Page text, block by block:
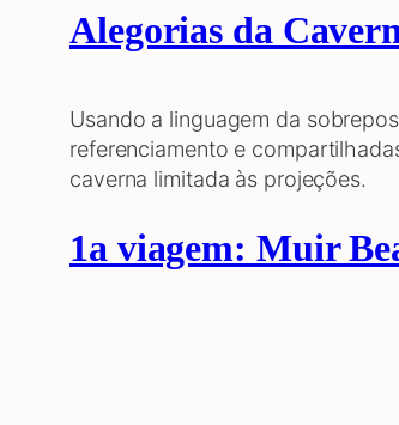
Alegorias da
Usando a linguagem da
referenciamento e
caverna limitada às projeções.
1a viagem: Muir